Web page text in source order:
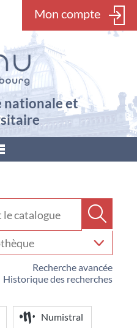
Mon compte
nationale et
???
Recherche avancée
Historique des recherches
Numistral